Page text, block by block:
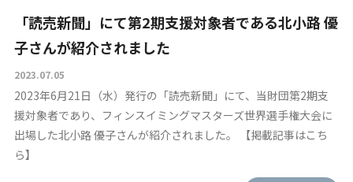
「読売新聞」にて第2期支援対象者である北小路 優
子さんが紹介されました
2023.07.05
2023年6月21日（水）発行の「読売新聞」にて、当財団第2期支
援対象者であり、フィンスイミングマスターズ世界選手権大会に
出場した北小路 優子さんが紹介されました。 【掲載記事はこち
ら】